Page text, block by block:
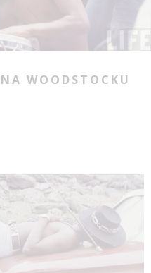
WOODSTOCKU